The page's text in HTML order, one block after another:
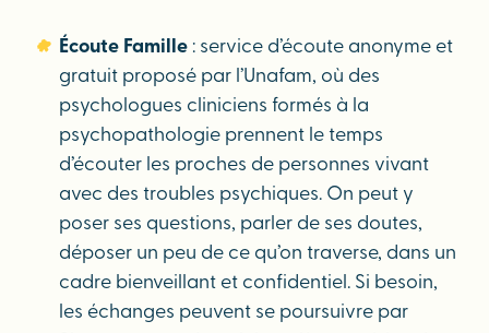
Écoute Famille : service d’écoute anonyme et
gratuit proposé par l’Unafam, où des
psychologues cliniciens formés à la
psychopathologie prennent le temps
d’écouter les proches de personnes vivant
avec des troubles psychiques. On peut y
poser ses questions, parler de ses doutes,
déposer un peu de ce qu’on traverse, dans un
cadre bienveillant et confidentiel. Si besoin,
les échanges peuvent se poursuivre par